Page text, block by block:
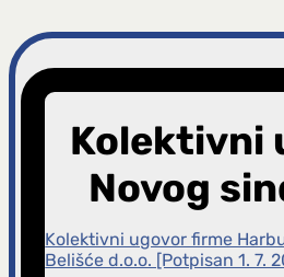
t
r
a
g
a
Kolektivni
Novog
Kolektivni ugovor firme
Belišće d.o.o. [Potpisan 1. 7.